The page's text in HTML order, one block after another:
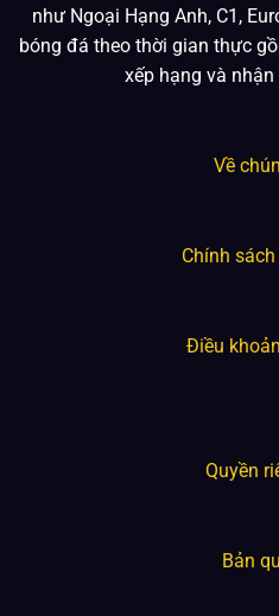
như Ngoại Hạng Anh, C1,
bóng đá theo thời gian thực
xếp hạng và
Về
Chính
Điều
Quyền
Bản